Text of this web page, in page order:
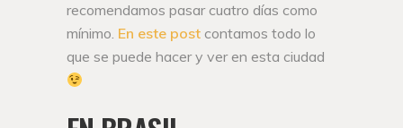
recomendamos pasar cuatro días como
mínimo. En este post contamos todo lo
que se puede hacer y ver en esta ciudad